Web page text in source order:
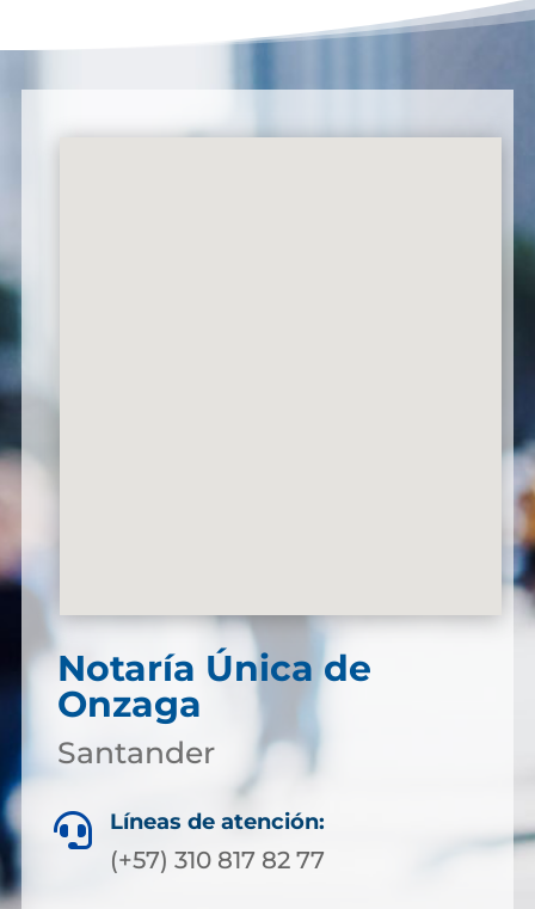
Notaría Única de
Onzaga
Santander
 Líneas de atención:
(+57) 310 817 82 77